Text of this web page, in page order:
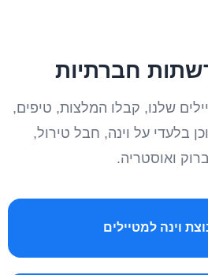
חברתיות
שלנו, קבלו המלצות, טיפים,
בלעדי על וינה, חבל טירול,
ואוסטריה.